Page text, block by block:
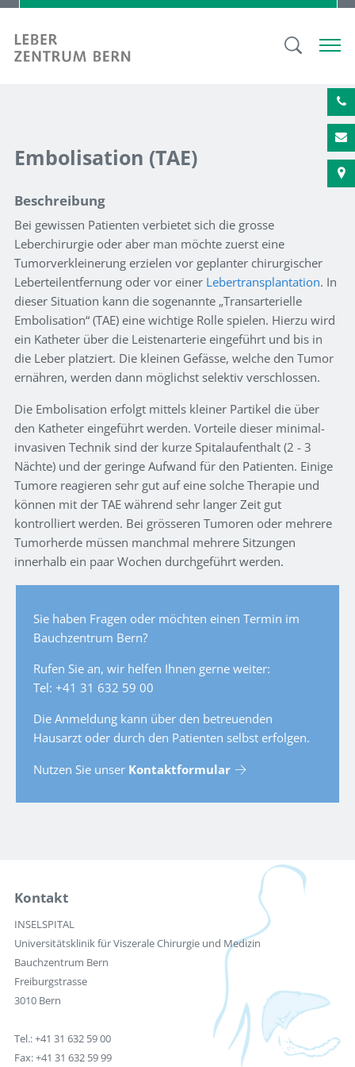
Embolisation (TAE)
Beschreibung
Bei gewissen Patienten verbietet sich die grosse
Leberchirurgie oder aber man möchte zuerst eine
Tumorverkleinerung erzielen vor geplanter chirurgischer
Leberteilentfernung oder vor einer Lebertransplantation. In
dieser Situation kann die sogenannte „Transarterielle
Embolisation“ (TAE) eine wichtige Rolle spielen. Hierzu wird
ein Katheter über die Leistenarterie eingeführt und bis in
die Leber platziert. Die kleinen Gefässe, welche den Tumor
ernähren, werden dann möglichst selektiv verschlossen.
Die Embolisation erfolgt mittels kleiner Partikel die über
den Katheter eingeführt werden. Vorteile dieser minimal-
invasiven Technik sind der kurze Spitalaufenthalt (2 - 3
Nächte) und der geringe Aufwand für den Patienten. Einige
Tumore reagieren sehr gut auf eine solche Therapie und
können mit der TAE während sehr langer Zeit gut
kontrolliert werden. Bei grösseren Tumoren oder mehrere
Tumorherde müssen manchmal mehrere Sitzungen
innerhalb ein paar Wochen durchgeführt werden.
Sie haben Fragen oder möchten einen Termin im
Bauchzentrum Bern?
Rufen Sie an, wir helfen Ihnen gerne weiter:
Tel: +41 31 632 59 00
Die Anmeldung kann über den betreuenden
Hausarzt oder durch den Patienten selbst erfolgen.
Nutzen Sie unser Kontaktformular
Kontakt
INSELSPITAL
Universitätsklinik für Viszerale Chirurgie und Medizin
Bauchzentrum Bern
Freiburgstrasse
3010 Bern
Tel.: +41 31 632 59 00
Fax: +41 31 632 59 99